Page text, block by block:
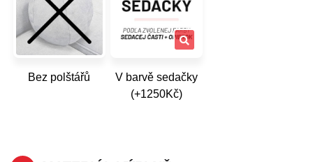
Bez polštářů
V barvě sedačky
(+1250Kč)